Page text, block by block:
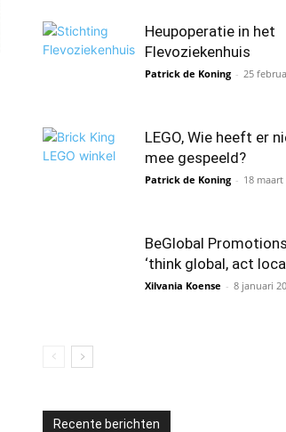
Heupoperatie in het
Flevoziekenhuis
Patrick de Koning - 25
LEGO, Wie heeft er
mee gespeeld?
Patrick de Koning - 18 maart
BeGlobal
‘think global, act
Xilvania Koense - 8 januari
Recente berichten